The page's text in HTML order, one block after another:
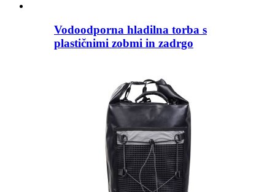
Vodoodporna hladilna torba s
plastičnimi zobmi in zadrgo